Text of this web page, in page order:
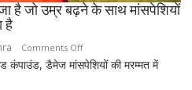
है जो उम्र बढ़ने के साथ मांसपेशियों
है
Comments Offon
रिसर्चर्स
कंपाउंड, डैमेज मांसपेशियों की मरम्मत में